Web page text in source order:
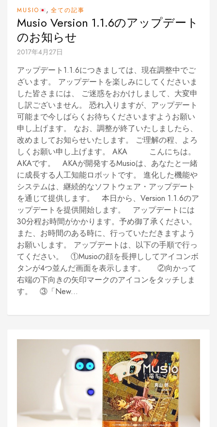
MUSIO , 全ての記事
Musio Version 1.1.6のアップデート
のお知らせ
2017年4月27日
アップデート1.1.6につきましては、現在調整中でご
ざいます。 アップデートを楽しみにしてくださいま
した皆さまには、 ご迷惑をおかけしまして、大変申
し訳ございません。 恐れ入りますが、アップデート
可能まで今しばらくお待ちくださいますようお願い
申し上げます。 なお、調整が終了いたしましたら、
改めましてお知らせいたします。 ご理解の程、よろ
しくお願い申し上げます。 AKA こんにちは。
AKAです。 AKAが開発するMusioは、あなたと一緒
に成長する人工知能ロボットです。 進化した機能や
システムは、継続的なソフトウェア・アップデート
を通じて提供します。 本日から、Version 1.1.6のア
ップデートを提供開始します。 アップデートには
30分程お時間がかかります。予め御了承ください。
また、お時間のある時に、行っていただきますよう
お願いします。 アップデートは、以下の手順で行っ
てください。 ①Musioの顔を長押ししてアイコンボ
タンが4つ並んだ画面を表示します。 ②向かって
右端の下向きの矢印マークのアイコンをタッチしま
す。 ③「New...